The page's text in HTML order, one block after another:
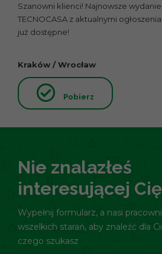
Szanowni klienci! Najnowsze
TECNOCASA z aktualnymi
już dostępne!
Kraków / Wrocław
Pobierz
Nie znalazłeś
interesującej
Wypełnij formularz, a nasi
wszelkich starań, aby znaleźć dla
czego szukasz